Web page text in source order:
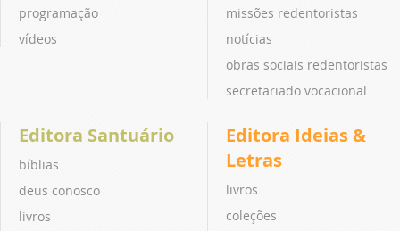
programação
vídeos
missões redentoristas
notícias
obras sociais redentoristas
secretariado vocacional
Editora Santuário
bíblias
deus conosco
livros
Editora Ideias &
Letras
livros
coleções